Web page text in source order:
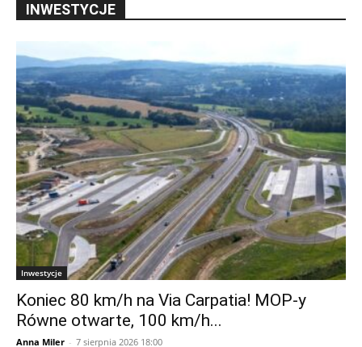
INWESTYCJE
Inwestycje
Koniec 80 km/h na Via Carpatia! MOP-y
Równe otwarte, 100 km/h...
Anna Miler - 7 sierpnia 2026 18:00